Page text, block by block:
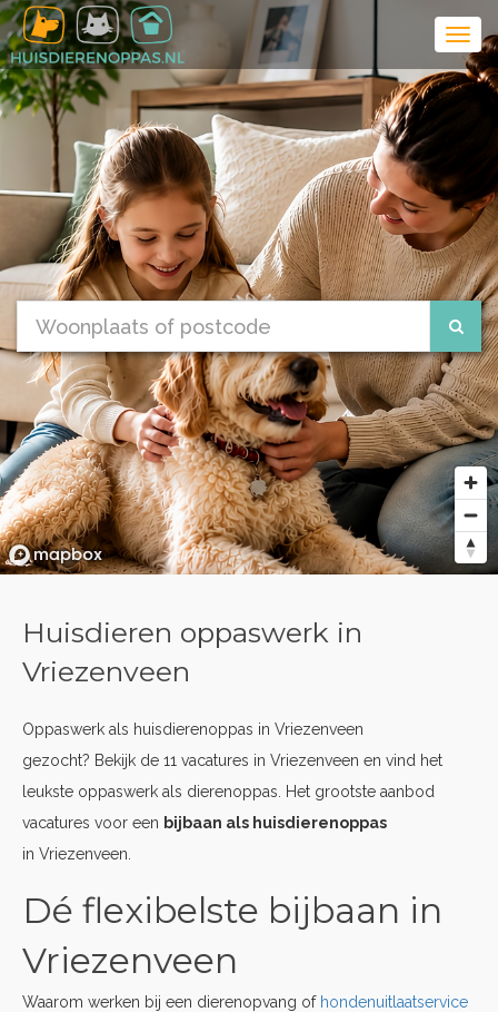
Huisdieren oppaswerk in
Vriezenveen
Oppaswerk als huisdierenoppas in Vriezenveen
gezocht? Bekijk de 11 vacatures in Vriezenveen en vind het
leukste oppaswerk als dierenoppas. Het grootste aanbod
vacatures voor een bijbaan als huisdierenoppas
in Vriezenveen.
Dé flexibelste bijbaan in
Vriezenveen
Waarom werken bij een dierenopvang of hondenuitlaatservice